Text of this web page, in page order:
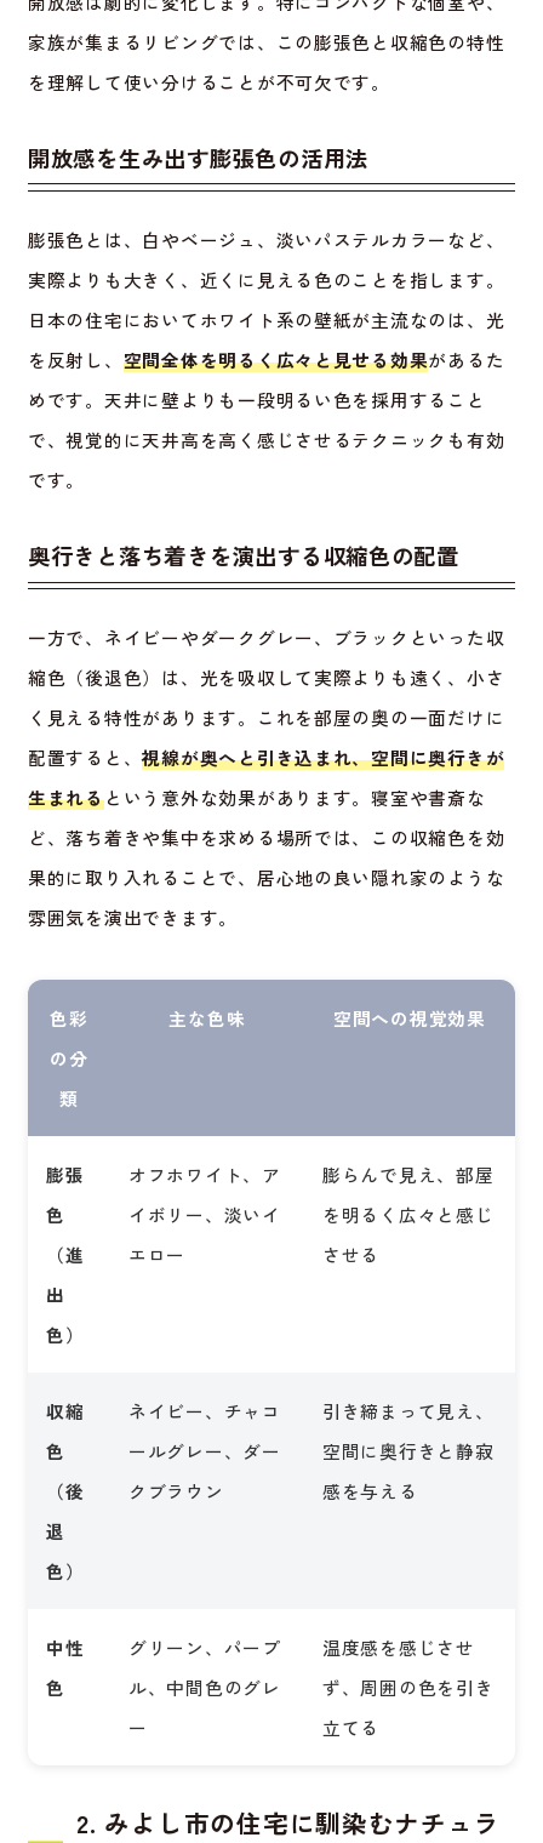
家族が集まるリビングでは、この膨張色と収縮色の特性
を理解して使い分けることが不可欠です。
開放感を生み出す膨張色の活用法
膨張色とは、白やベージュ、淡いパステルカラーなど、
実際よりも大きく、近くに見える色のことを指します。
日本の住宅においてホワイト系の壁紙が主流なのは、光
を反射し、 空間全体を明るく広々と見せる効果があるた
めです。天井に壁よりも一段明るい色を採用すること
で、視覚的に天井高を高く感じさせるテクニックも有効
です。
奥行きと落ち着きを演出する収縮色の配置
一方で、ネイビーやダークグレー、ブラックといった収
縮色（後退色）は、光を吸収して実際よりも遠く、小さ
く見える特性があります。これを部屋の奥の一面だけに
配置すると、視線が奥へと引き込まれ、空間に奥行きが
生まれるという意外な効果があります。寝室や書斎な
ど、落ち着きや集中を求める場所では、この収縮色を効
果的に取り入れることで、居心地の良い隠れ家のような
雰囲気を演出できます。
色彩
の分
類
主な色味 空間への視覚効果
膨張
色
（進
出
色）
オフホワイト、ア
イボリー、淡いイ
エロー
膨らんで見え、部屋
を明るく広々と感じ
させる
収縮
色
（後
退
色）
ネイビー、チャコ
ールグレー、ダー
クブラウン
引き締まって見え、
空間に奥行きと静寂
感を与える
中性
色
グリーン、パープ
ル、中間色のグレ
ー
温度感を感じさせ
ず、周囲の色を引き
立てる
2. みよし市の住宅に馴染むナチュラ